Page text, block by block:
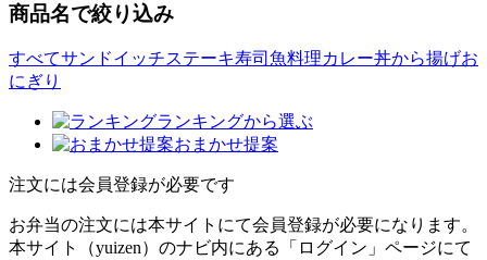
商品名で絞り込み
すべてサンドイッチステーキ寿司 魚料理カレー丼から揚げお
にぎり
ランキングから選ぶ
おまかせ提案
注文には会員登録が必要です
お弁当の注文には本サイトにて会員登録が必要になります。
本サイト（yuizen）のナビ内にある「ログイン」ページにて